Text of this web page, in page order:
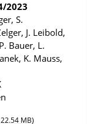
2023
S.
J. Leibold,
Bauer, L.
K. Mauss,
MB)